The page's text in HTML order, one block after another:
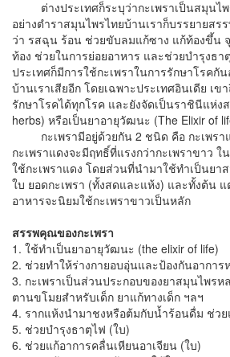
ต่างประเทศก็ระบุว่ากะเพราเป็นสมุนไ
อย่างตำราสมุนไพรไทยบ้านเราก็บรรยายสร
ว่า รสฉุน ร้อน ช่วยขับลมแก้ซาง แก้ท้องขึ้น
ท้อง ช่วยในการย่อยอาหาร และช่วยบำรุงธ
ประเทศก็มีการใช้กะเพราในการรักษาโรคกัน
บ้านเราเสียอีก โดยเฉพาะประเทศอินเดีย เข
รักษาโรคได้ทุกโรค และยังจัดเป็นราชินีแห่ง
herbs) หรือเป็นยาอายุวัฒนะ (The Elixir of
กะเพรามีอยู่ด้วยกัน 2 ชนิด คือ กะเพราแ
กะเพราแดงจะมีฤทธิ์ที่แรงกว่ากะเพราขาว
ใช้กะเพราแดง โดยส่วนที่นำมาใช้ทำเป็นยา
ใบ ยอดกะเพรา (ทั้งสดและแห้ง) และทั้งต้น
อาหารจะนิยมใช้กะเพราขาวเป็นหลัก
สรรพคุณของกะเพรา
1. ใช้ทำเป็นยาอายุวัฒนะ (the elixir of life)
2. ช่วยทำให้ร่างกายอบอุ่นและป้องกันอาการ
3. กะเพราเป็นส่วนประกอบของยาสมุนไพร
ตานขโมยสำหรับเด็ก ยาแก้ทางเด็ก ฯลฯ
4. รากแห้งนำมาชงหรือต้มกับน้ำร้อนดื่ม ช่ว
5. ช่วยบำรุงธาตุไฟ (ใบ)
6. ช่วยแก้อาการคลื่นเหียนอาเจียน (ใบ)